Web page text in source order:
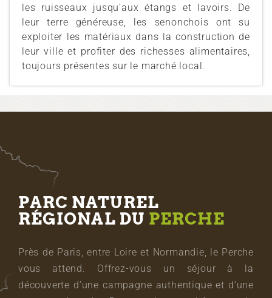
les ruisseaux jusqu'aux étangs et lavoirs. De
leur terre généreuse, les senonchois ont su
exploiter les matériaux dans la construction de
leur ville et profiter des richesses alimentaires,
toujours présentes sur le marché local.
PARC NATUREL
RÉGIONAL DU PERCHE
Près de Paris, entre Loire et Normandie, le Perche
vous attend. Offrez-vous un séjour à la
découverte d’une campagne authentique et d’une